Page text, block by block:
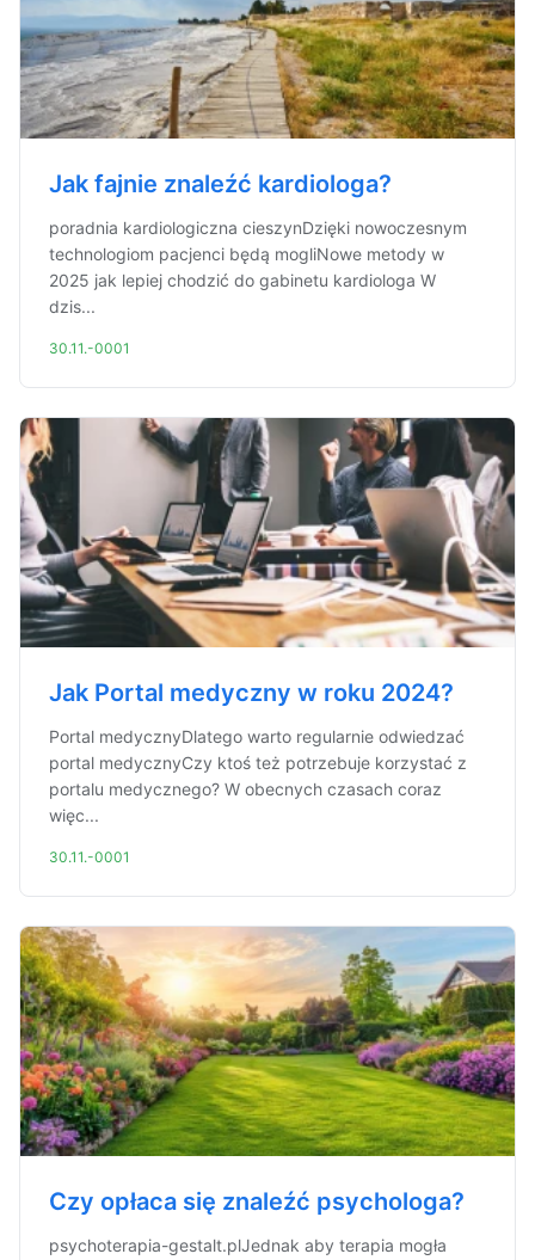
Jak fajnie znaleźć kardiologa?
poradnia kardiologiczna cieszynDzięki nowoczesnym
technologiom pacjenci będą mogliNowe metody w
2025 jak lepiej chodzić do gabinetu kardiologa W
dzis...
30.11.-0001
Jak Portal medyczny w roku 2024?
Portal medycznyDlatego warto regularnie odwiedzać
portal medycznyCzy ktoś też potrzebuje korzystać z
portalu medycznego? W obecnych czasach coraz
więc...
30.11.-0001
Czy opłaca się znaleźć psychologa?
psychoterapia-gestalt.plJednak aby terapia mogła